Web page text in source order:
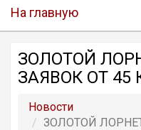
На главную
ЗОЛОТОЙ
ЗАЯВОК ОТ
Новости
ЗОЛОТОЙ